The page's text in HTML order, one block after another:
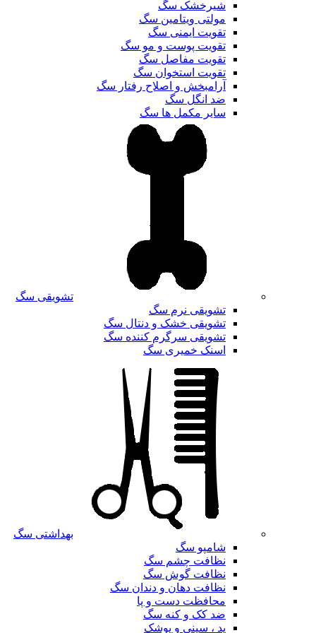
شیرخشک سگ
مولتی ویتامین سگ
تقویت ایمنی سگ
تقویت پوست و مو سگ
تقویت مفاصل سگ
تقویت استخوان سگ
آرامبخش و اصلاح رفتار سگ
ضد انگل سگ
سایر مکمل ها سگ
تشویقی سگ
تشویقی نرم سگ
تشویقی خشک و دنتال سگ
تشویقی سرگرم کننده سگ
اسنک خمیری سگ
بهداشتی سگ
شامپو سگ
نظافت چشم سگ
نظافت گوش سگ
نظافت دهان و دندان سگ
محافظت دست و پا
ضد کک و کنه سگ
پد ، سینی و پوشک